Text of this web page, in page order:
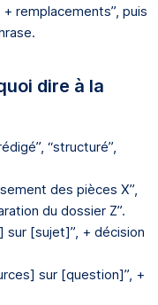
remplacements”, puis
dire à la
“structuré”,
des pièces X”,
du dossier Z”.
sur [sujet]”, + décision
sur [question]”, +